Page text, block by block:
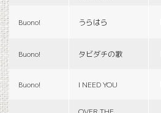
Buono! うらはら
Buono! タビダチの歌
Buono! I NEED YOU